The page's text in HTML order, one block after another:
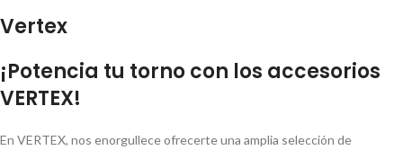
Vertex
¡Potencia tu torno con los accesorios
VERTEX!
En VERTEX, nos enorgullece ofrecerte una amplia selección de